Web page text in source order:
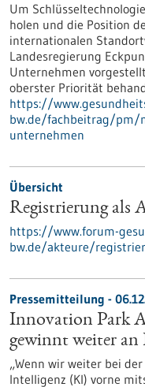
Um
holen und die Position
internationalen
Landesregierung
Unternehmen
oberster Priorität
https://
bw.de/fachbeitrag/pm/
unternehmen
Übersicht
Registrierung als
https://www.forum-
bw.de/akteure/
Pressemitteilung -
Innovation Park
gewinnt weiter
„Wenn wir weiter bei
Intelligenz (KI) vorne